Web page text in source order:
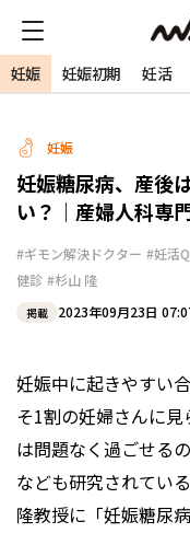
妊娠 妊娠初期 妊活
妊娠
妊娠糖尿病、産後
い？｜産婦人科専
#ギモン解決ドクター #妊活
健診 #杉山 隆
掲載 2023年09月23日
妊娠中に起きやすい
そ1割の妊婦さんに
は問題なく過ごせる
なども研究されてい
隆教授に「妊娠糖尿